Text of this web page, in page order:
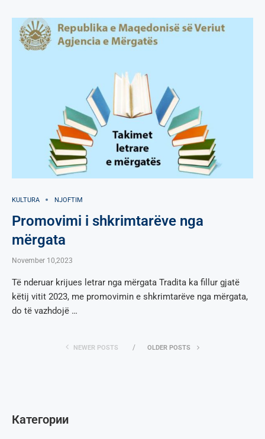
KULTURA NJOFTIM
Promovimi i shkrimtarëve nga
mërgata
November 10,2023
Të nderuar krijues letrar nga mërgata Tradita ka fillur gjatë
këtij vitit 2023, me promovimin e shkrimtarëve nga mërgata,
do të vazhdojë …
NEWER POSTS OLDER POSTS
Категории